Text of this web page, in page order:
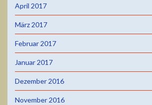
April 2017
März 2017
Februar 2017
Januar 2017
Dezember 2016
November 2016